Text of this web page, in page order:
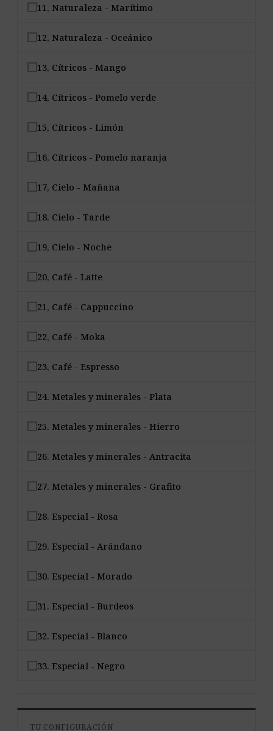
11, Naturaleza - Marítimo
12, Naturaleza - Oceánico
13, Cítricos - Mango
14, Cítricos - Pomelo verde
15, Cítricos - Limón
16, Cítricos - Pomelo naranja
17, Cielo - Mañana
18. Cielo - Tarde
19, Cielo - Noche
20, Café - Latte
21, Café - Cappuccino
22, Café - Moka
23, Café - Espresso
24. Metales y minerales - Plata
25. Metales y minerales - Hierro
26. Metales y minerales - Antracita
27. Metales y minerales - Grafito
28. Especial - Rosa
29. Especial - Arándano
30. Especial - Morado
31. Especial - Burdeos
32. Especial - Blanco
33. Especial - Negro
TU CONFIGURACIÓN